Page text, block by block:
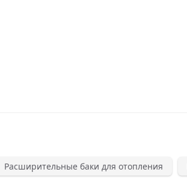
Расширительные баки для отопления